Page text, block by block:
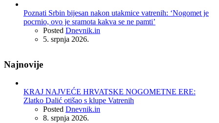
Poznati Srbin bijesan nakon utakmice vatrenih: ‘Nogomet je
pocrnio, ovo je sramota kakva se ne pamti’
Posted Dnevnik.in
5. srpnja 2026.
Najnovije
KRAJ NAJVEĆE HRVATSKE NOGOMETNE ERE:
Zlatko Dalić otišao s klupe Vatrenih
Posted Dnevnik.in
8. srpnja 2026.